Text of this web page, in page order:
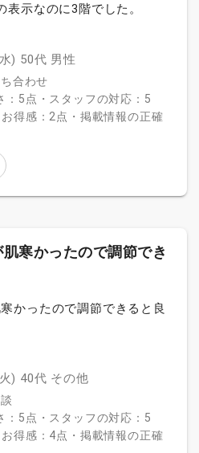
表示なのに3階でした。
) 50代 男性
合わせ
：5点・スタッフの対応：5
得感：2点・掲載情報の正確
寒かったので調節でき
かったので調節できると良
) 40代 その他
：5点・スタッフの対応：5
得感：4点・掲載情報の正確